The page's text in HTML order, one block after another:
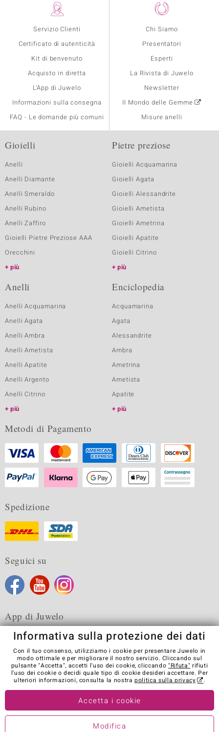
Servizio Clienti
Certificato di autenticità
Kit di benvenuto
Acquisto in diretta
L'App di Juwelo
Informazioni sulla consegna
FAQ - Le domande più comuni
Chi Siamo
Presentatori
Esperti
La Rivista di Juwelo
Newsletter
Il Mondo delle Gemme
Misure anelli
Gioielli
Anelli
Anelli Diamante
Anelli Smeraldo
Anelli Rubino
Anelli Zaffiro
Gioielli Pietre Preziose AAA
Orecchini
più
Pietre preziose
Gioielli Acquamarina
Gioielli Agata
Gioielli Alessandrite
Gioielli Ametista
Gioielli Ametrina
Gioielli Apatite
Gioielli Citrino
più
Anelli
Anelli Acquamarina
Anelli Agata
Anelli Ambra
Anelli Ametista
Anelli Apatite
Anelli Argento
Anelli Citrino
più
Enciclopedia
Acquamarina
Agata
Alessandrite
Ambra
Ametrina
Ametista
Apatite
più
Metodi di Pagamento
Spedizione
Seguici su
App di Juwelo
Condizioni generali di vendita Informativa Privacy
Cookies
Note legali
Contatti
Recedere dal contratto
Visit our stores in other countries:
Informativa sulla protezione dei dati
Con il tuo consenso, utilizziamo i cookie per presentare Juwelo in
modo ottimale e per migliorare il nostro servizio. Cliccando sul
pulsante "Accetta", accetti l'uso dei cookie, cliccando "Rifuta" rifiuti
l'uso dei cookie o decidi quale tipo di cookie desideri accettare. Per
ulteriori informazioni, consulta la nostrapolitica sulla privacy .
Accetta i cookie
Modifica